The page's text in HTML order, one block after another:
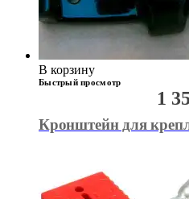
В корзину
Быстрый просмотр
Кронштейн для
1